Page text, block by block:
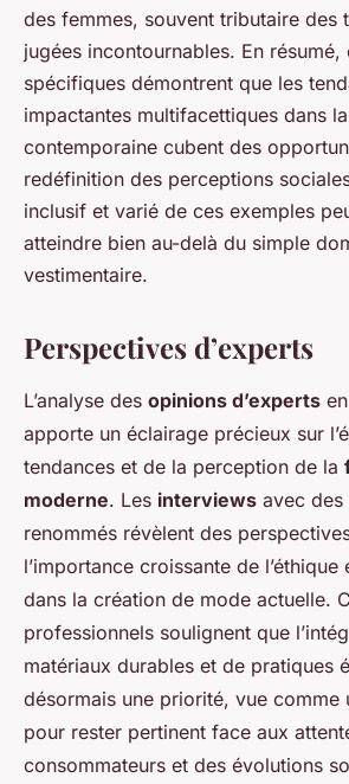
des femmes, souvent tributaire des
jugées incontournables. En
spécifiques démontrent que les
impactantes multifacettiques dans
contemporaine cubent des
redéfinition des perceptions
inclusif et varié de ces exemples
atteindre bien au-delà du simple
vestimentaire.
Perspectives d’experts
L’analyse des opinions d’experts
apporte un éclairage précieux sur
tendances et de la perception de la
moderne. Les interviews avec des
renommés révèlent des
l’importance croissante de
dans la création de mode actuelle.
professionnels soulignent que
matériaux durables et de pratiques
désormais une priorité, vue comme
pour rester pertinent face aux
consommateurs et des évolutions